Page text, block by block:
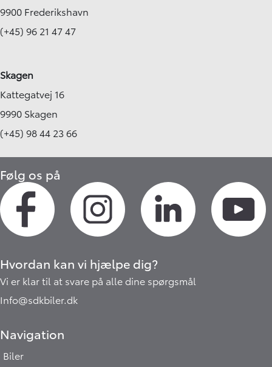
9900 Frederikshavn
(+45) 96 21 47 47
Skagen
Kattegatvej 16
9990 Skagen
(+45) 98 44 23 66
Følg os på
Hvordan kan vi hjælpe dig?
Vi er klar til at svare på alle dine spørgsmål
Info@sdkbiler.dk
Navigation
Biler